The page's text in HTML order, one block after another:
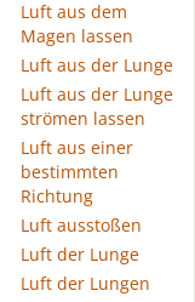
Luft aus dem
Magen lassen
Luft aus der Lunge
Luft aus der Lunge
strömen lassen
Luft aus einer
bestimmten
Richtung
Luft ausstoßen
Luft der Lunge
Luft der Lungen